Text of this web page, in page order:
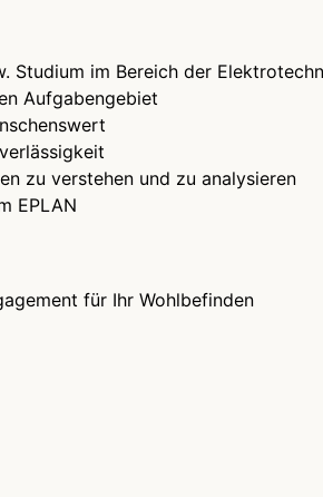
Studium im Bereich der
Aufgabengebiet
zu verstehen und zu analysieren
EPLAN
für Ihr Wohlbefinden